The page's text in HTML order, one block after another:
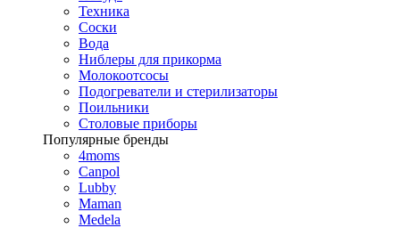
Техника
Соски
Вода
Ниблеры для прикорма
Молокоотсосы
Подогреватели и стерилизаторы
Поильники
Столовые приборы
Популярные бренды
4moms
Canpol
Lubby
Maman
Medela